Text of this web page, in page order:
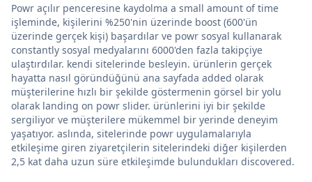
Powr açılır penceresine kaydolma a small amount of time
işleminde, kişilerini %250'nin üzerinde boost (600'ün
üzerinde gerçek kişi) başardılar ve powr sosyal kullanarak
constantly sosyal medyalarını 6000'den fazla takipçiye
ulaştırdılar. kendi sitelerinde besleyin. ürünlerin gerçek
hayatta nasıl göründüğünü ana sayfada added olarak
müşterilerine hızlı bir şekilde göstermenin görsel bir yolu
olarak landing on powr slider. ürünlerini iyi bir şekilde
sergiliyor ve müşterilere mükemmel bir yerinde deneyim
yaşatıyor. aslında, sitelerinde powr uygulamalarıyla
etkileşime giren ziyaretçilerin sitelerindeki diğer kişilerden
2,5 kat daha uzun süre etkileşimde bulundukları discovered.